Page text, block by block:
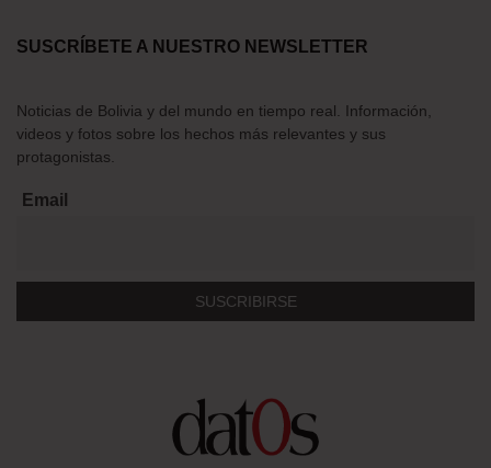
SUSCRÍBETE A NUESTRO NEWSLETTER
Noticias de Bolivia y del mundo en tiempo real. Información,
videos y fotos sobre los hechos más relevantes y sus
protagonistas.
Email